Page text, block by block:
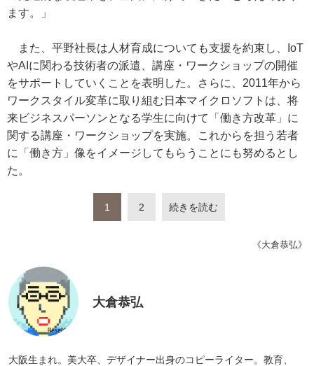
ます。」
また、平野社長は人材育成についても支援を約束し、IoT
やAIに関わる技術者の派遣、講座・ワークショップの開催
をサポートしていくことを表明した。さらに、2011年から
ワークスタイル変革に取り組む日本マイクロソフトは、将
来ビジネスパーソンとなる学生に向けて「働き方改革」に
関する講座・ワークショップを実施。これからを担う若者
に「働き方」像をイメージしてもらうことにも努めるとし
た。
1 2 続きを読む
《大倉恭弘》
大倉恭弘
大阪生まれ。美大卒、デザイナー出身のコピーライター。教育、